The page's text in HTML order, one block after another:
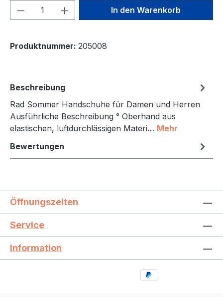
Produkt Anzahl: Gib denIn den Warenkorb
Produktnummer: 205008
Beschreibung
Rad Sommer Handschuhe für Damen und Herren
Ausführliche Beschreibung ° Oberhand aus
elastischen, luftdurchlässigen Materi… Mehr
Bewertungen
Öffnungszeiten
Service
Information